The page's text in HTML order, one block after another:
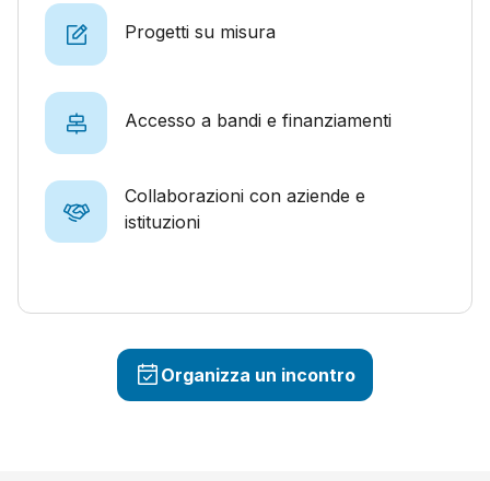
Progetti su misura
Accesso a bandi e finanziamenti
Collaborazioni con aziende e
istituzioni
Organizza un incontro